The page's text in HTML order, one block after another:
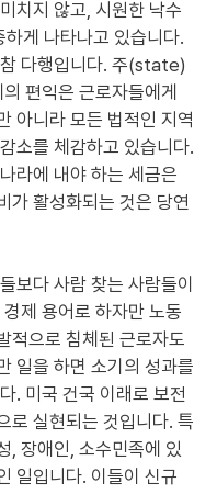
치지 않고, 시원한 낙수
게 나타나고 있습니다.
다행입니다. 주(state)
편익은 근로자들에게
아니라 모든 법적인 지역
소를 체감하고 있습니다.
라에 내야 하는 세금은
가 활성화되는 것은 당연
보다 사람 찾는 사람들이
제 용어로 하자만 노동
적으로 침체된 근로자도
일을 하면 소기의 성과를
. 미국 건국 이래로 보전
로 실현되는 것입니다. 특
, 장애인, 소수민족에 있
일입니다. 이들이 신규